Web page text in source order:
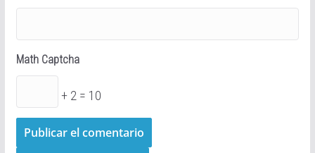
Math Captcha
+ 2 = 10